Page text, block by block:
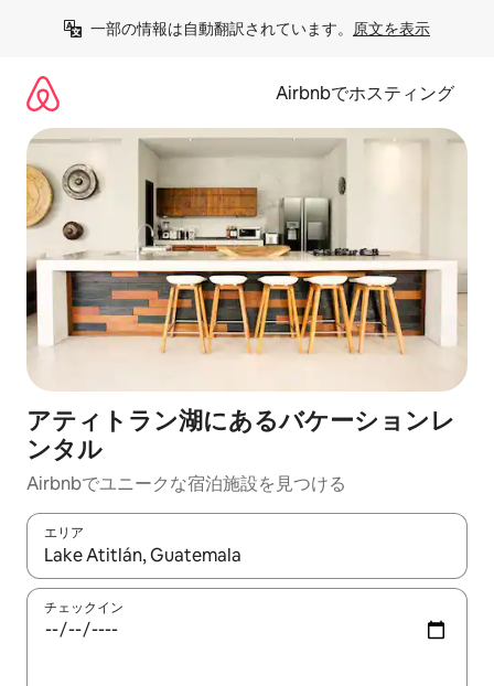
一部の情報は自動翻訳されています。 原文を表示
Airbnbでホスティング
アティトラン湖にあるバケーションレ
ンタル
Airbnbでユニークな宿泊施設を見つける
エリア
検索結果が表示されたら、上下の矢印キーを使って移動するか
チェックイン